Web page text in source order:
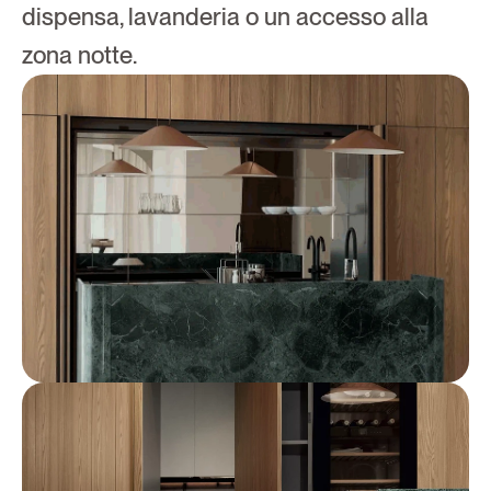
dispensa, lavanderia o un accesso alla
zona notte.